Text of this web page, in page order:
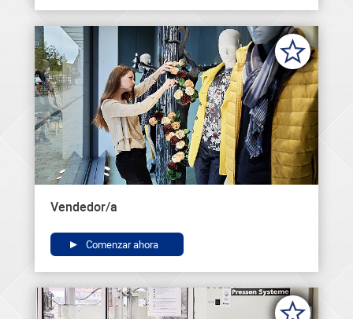
Vendedor/a
Comenzar ahora